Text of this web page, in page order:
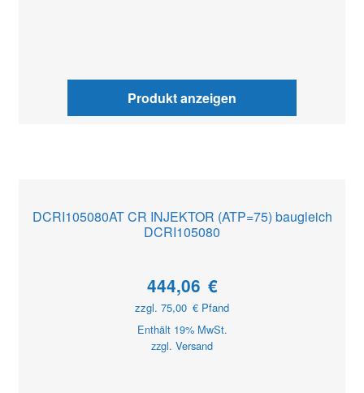
Produkt anzeigen
DCRI105080AT CR INJEKTOR (ATP=75) baugleich
DCRI105080
444,06 €
zzgl. 75,00 € Pfand
Enthält 19% MwSt.
zzgl. Versand